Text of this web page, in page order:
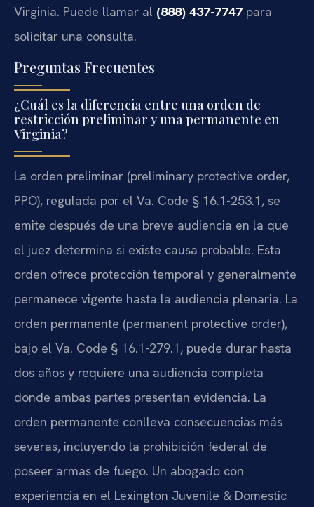
Virginia. Puede llamar al (888) 437-7747 para
solicitar una consulta.
Preguntas Frecuentes
¿Cuál es la diferencia entre una orden de
restricción preliminar y una permanente en
Virginia?
La orden preliminar (preliminary protective order,
PPO), regulada por el Va. Code § 16.1-253.1, se
emite después de una breve audiencia en la que
el juez determina si existe causa probable. Esta
orden ofrece protección temporal y generalmente
permanece vigente hasta la audiencia plenaria. La
orden permanente (permanent protective order),
bajo el Va. Code § 16.1-279.1, puede durar hasta
dos años y requiere una audiencia completa
donde ambas partes presentan evidencia. La
orden permanente conlleva consecuencias más
severas, incluyendo la prohibición federal de
poseer armas de fuego. Un abogado con
experiencia en el Lexington Juvenile & Domestic